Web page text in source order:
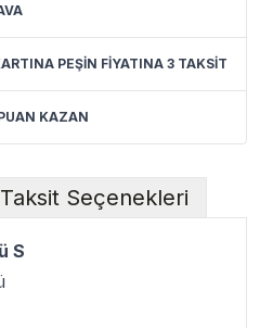
PEŞİN FİYATINA 3 TAKSİT
KAZAN
Taksit Seçenekleri
S